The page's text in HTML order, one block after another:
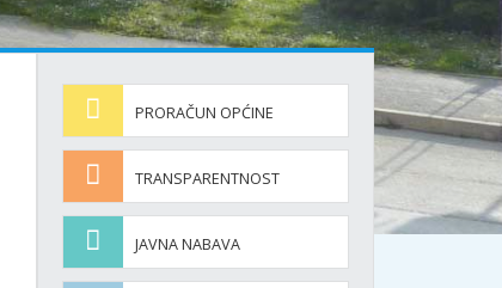
PRORAČUN OPĆINE
TRANSPARENTNOST
JAVNA NABAVA